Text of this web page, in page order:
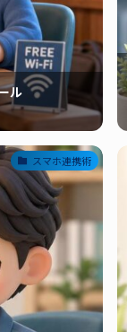
ル
スマホ連携術